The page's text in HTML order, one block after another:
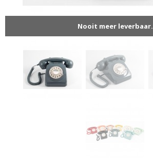
Nooit meer leverbaar.